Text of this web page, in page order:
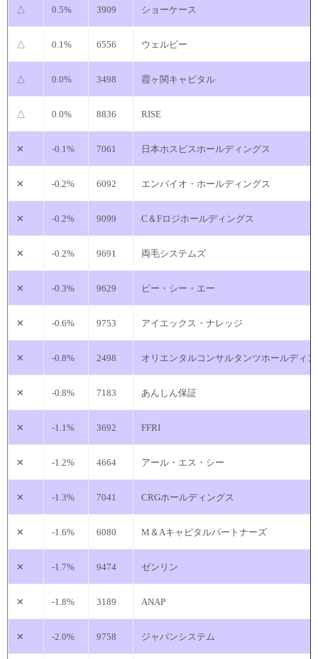
△ 0.5% 3909 ショーケース
△ 0.1% 6556 ウェルビー
△ 0.0% 3498 霞ヶ関キャピタル
△ 0.0% 8836 RISE
✕ -0.1% 7061 日本ホスピスホールディングス
✕ -0.2% 6092 エンバイオ・ホールディングス
✕ -0.2% 9099 C＆Fロジホールディングス
✕ -0.2% 9691 両毛システムズ
✕ -0.3% 9629 ピー・シー・エー
✕ -0.6% 9753 アイエックス・ナレッジ
✕ -0.8% 2498 オリエンタルコンサルタンツホールディ
✕ -0.8% 7183 あんしん保証
✕ -1.1% 3692 FFRI
✕ -1.2% 4664 アール・エス・シー
✕ -1.3% 7041 CRGホールディングス
✕ -1.6% 6080 M＆Aキャピタルパートナーズ
✕ -1.7% 9474 ゼンリン
✕ -1.8% 3189 ANAP
✕ -2.0% 9758 ジャパンシステム